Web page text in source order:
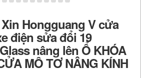
Hongguang V cửa
điện sửa đổi 19
nâng lên Ổ KHÓA
MÔ TƠ NÂNG KÍNH